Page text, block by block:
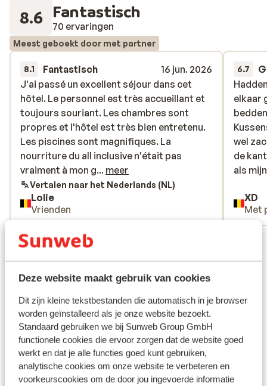
Deze website maakt gebruik van cookies
Dit zijn kleine tekstbestanden die automatisch in je browser
worden geïnstalleerd als je onze website bezoekt.
Standaard gebruiken we bij Sunweb Group GmbH
functionele cookies die ervoor zorgen dat de website goed
werkt en dat je alle functies goed kunt gebruiken,
analytische cookies om onze website te verbeteren en
voorkeurscookies om de door jou ingevoerde informatie
8.6 Fantastisch
70 ervaringen
Meest geboekt door met partner
8.1 Fantastisch
16 jun. 2026
J'ai passé un excellent séjour dans cet
hôtel. Le personnel est très accueillant et
toujours souriant. Les chambres sont
propres et l'hôtel est très bien entretenu.
Les piscines sont magnifiques. La
nourriture du all inclusive n'était pas
vraiment à mon goût, mais il y avait tout de
même du choix. Le seul vrai point négatif
pour moi est que le matelas était assez
dur. Malgré cela, j'ai adoré mes vacances
J'ai passé un excellent séjour dans cet
hôtel. Le personnel est très accueillant et
toujours souriant. Les chambres sont
propres et l'hôtel est très bien entretenu.
Les piscines sont magnifiques. La
nourriture du all inclusive n'était pas
vraiment à mon g... meer
Vertalen naar het Nederlands (NL)
Lolie
Vrienden
6.7
elkaar
wel
de
als
goed
elkaar
wel
de
als
XD
Met
Bekijk alle 70 ervaringen
Ligging
Bekijk op kaart